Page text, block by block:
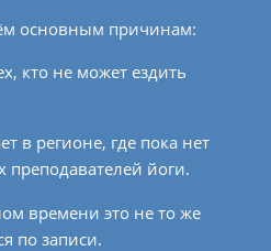
основным причинам:
кто не может ездить
в регионе, где пока нет
йоги.
времени это не то же
по записи.